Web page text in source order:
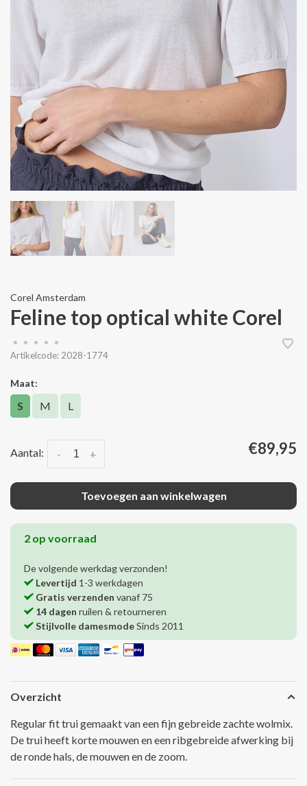
Corel Amsterdam
Feline top optical white Corel
• • • •
•
Artikelcode: 2028-1774
Maat:
S M L
Aantal: +
- €89,95
Toevoegen aan winkelwagen
2 op voorraad
De volgende werkdag verzonden!
Levertijd 1-3 werkdagen
Gratis verzenden vanaf 75
14 dagen ruilen & retourneren
Stijlvolle damesmodeSinds 2011
Overzicht
Regular fit trui gemaakt van een fijn gebreide zachte wolmix.
De trui heeft korte mouwen en een ribgebreide afwerking bij
de ronde hals, de mouwen en de zoom.